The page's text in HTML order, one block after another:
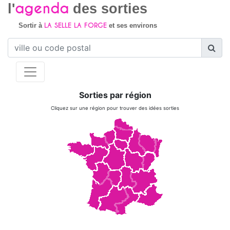
l'agenda des sorties
Sortir à LA SELLE LA FORGEet ses environs
Sorties par région
Cliquez sur une région pour trouver des idées sorties